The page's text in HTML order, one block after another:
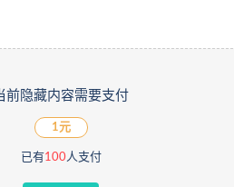
前隐藏内容需要支付
1元
已有100人支付